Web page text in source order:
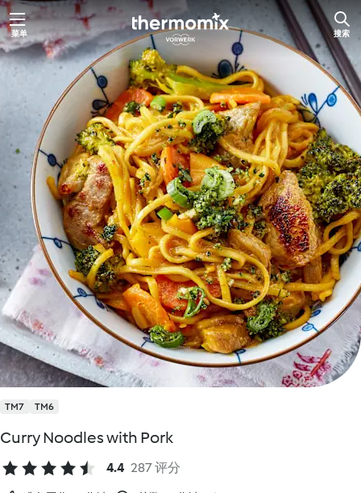
跳
至
主
菜单 搜索
TM7 TM6
Curry Noodles with Pork
4.4 287 评分